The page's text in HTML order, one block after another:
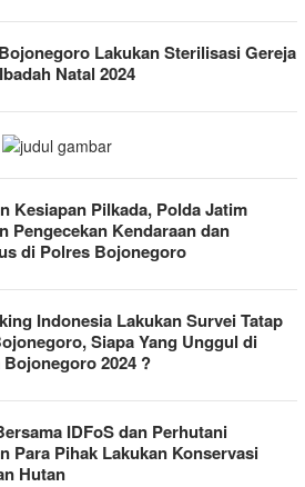
Lakukan Sterilisasi Gereja
Natal 2024
Kesiapan Pilkada, Polda Jatim
Pengecekan Kendaraan dan
di Polres Bojonegoro
Indonesia Lakukan Survei Tatap
Siapa Yang Unggul di
Bojonegoro 2024 ?
IDFoS dan Perhutani
Para Pihak Lakukan Konservasi
Hutan